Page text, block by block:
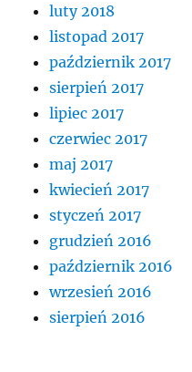
luty 2018
listopad 2017
październik 2017
sierpień 2017
lipiec 2017
czerwiec 2017
maj 2017
kwiecień 2017
styczeń 2017
grudzień 2016
październik 2016
wrzesień 2016
sierpień 2016